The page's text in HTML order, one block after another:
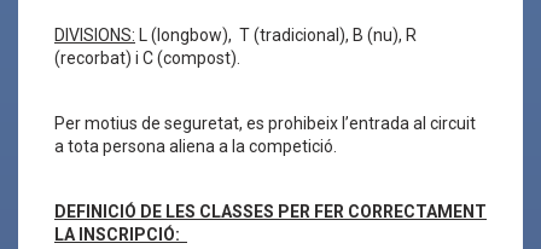
DIVISIONS: L (longbow), T (tradicional), B (nu), R
(recorbat) i C (compost).
Per motius de seguretat, es prohibeix l’entrada al circuit
a tota persona aliena a la competició.
DEFINICIÓ DE LES CLASSES PER FER CORRECTAMENT
LA INSCRIPCIÓ: